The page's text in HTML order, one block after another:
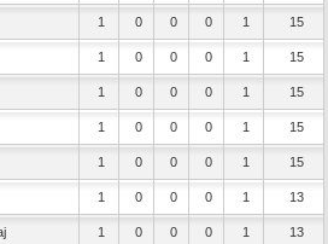
1 0 0 0 1 15
1 0 0 0 1 15
1 0 0 0 1 15
1 0 0 0 1 15
1 0 0 0 1 15
1 0 0 0 1 13
1 0 0 0 1 13